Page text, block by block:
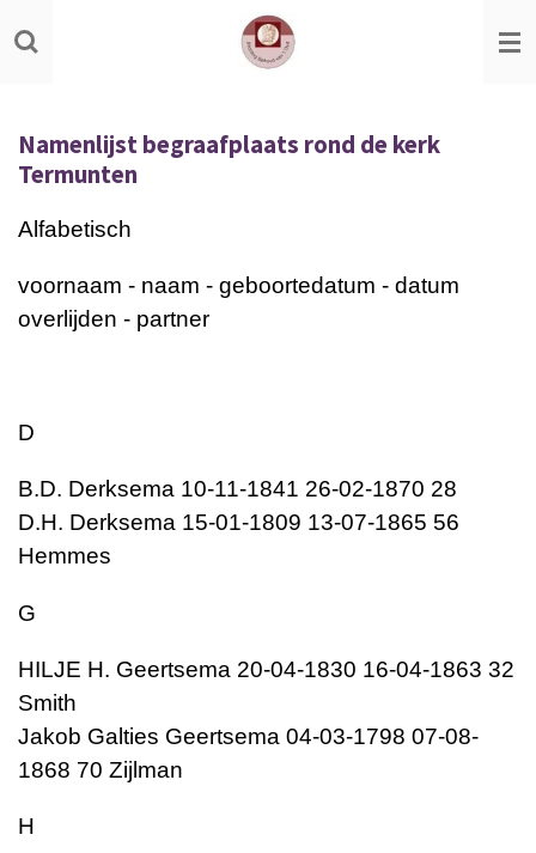
Ga
direct
hoofdinhoud
Namenlijst begraafplaats rond de kerk
Termunten
Alfabetisch
voornaam - naam - geboortedatum - datum
overlijden - partner
D
B.D. Derksema 10-11-1841 26-02-1870 28
D.H. Derksema 15-01-1809 13-07-1865 56
Hemmes
G
HILJE H. Geertsema 20-04-1830 16-04-1863 32
Smith
Jakob Galties Geertsema 04-03-1798 07-08-
1868 70 Zijlman
H